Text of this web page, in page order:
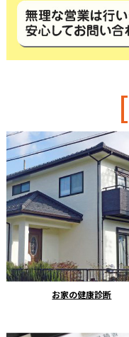
[
お家の健康診断